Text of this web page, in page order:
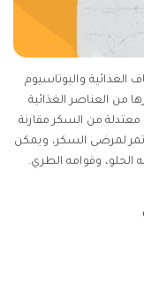
الغذائية والبوتاسيوم
من العناصر الغذائية
معتدلة من السكر مقارنة
تمر لمرضى السكر، ويمكن
الحلو، وقوامه الطري.